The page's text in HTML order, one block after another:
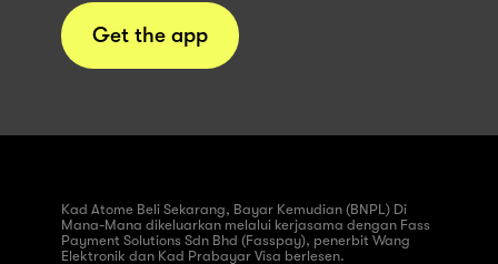
Get the app
Kad Atome Beli Sekarang, Bayar Kemudian (BNPL) Di
Mana-Mana dikeluarkan melalui kerjasama dengan Fass
Payment Solutions Sdn Bhd (Fasspay), penerbit Wang
Elektronik dan Kad Prabayar Visa berlesen.